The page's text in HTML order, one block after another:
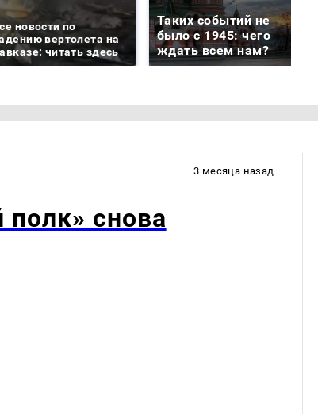
новости по
вертолета на
читать здесь
Таких событий не
было с 1945: чего
ждать всем нам?
3 месяца назад
снова